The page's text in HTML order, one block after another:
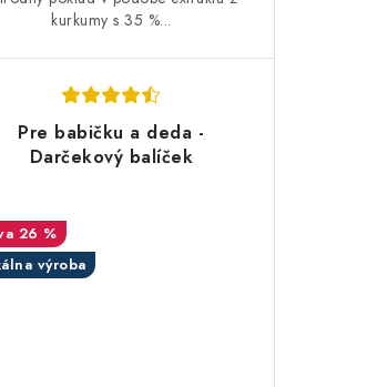
kurkumy s 35 %...
Pre babičku a deda -
Darčekový balíček
26 %
výroba